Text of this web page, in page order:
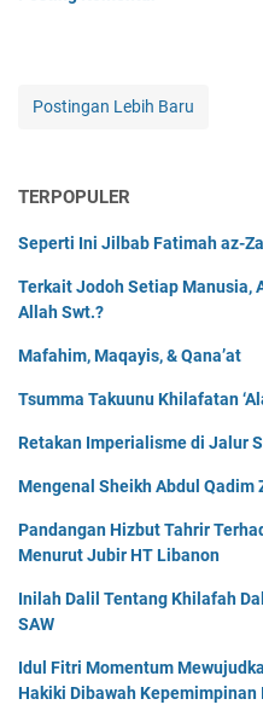
Postingan Lebih Baru
TERPOPULER
Seperti Ini Jilbab Fatimah az-
Terkait Jodoh Setiap Manusia,
Allah Swt.?
Mafahim, Maqayis, & Qana’at
Tsumma Takuunu Khilafatan
Retakan Imperialisme di Jalur
Mengenal Sheikh Abdul Qadim
Pandangan Hizbut Tahrir
Menurut Jubir HT Libanon
Inilah Dalil Tentang Khilafah
SAW
Idul Fitri Momentum
Hakiki Dibawah Kepemimpinan